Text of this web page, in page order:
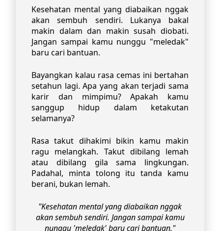
Kesehatan mental yang diabaikan nggak
akan sembuh sendiri. Lukanya bakal
makin dalam dan makin susah diobati.
Jangan sampai kamu nunggu "meledak"
baru cari bantuan.
Bayangkan kalau rasa cemas ini bertahan
setahun lagi. Apa yang akan terjadi sama
karir dan mimpimu? Apakah kamu
sanggup hidup dalam ketakutan
selamanya?
Rasa takut dihakimi bikin kamu makin
ragu melangkah. Takut dibilang lemah
atau dibilang gila sama lingkungan.
Padahal, minta tolong itu tanda kamu
berani, bukan lemah.
"Kesehatan mental yang diabaikan nggak
akan sembuh sendiri. Jangan sampai kamu
nunggu 'meledak' baru cari bantuan."